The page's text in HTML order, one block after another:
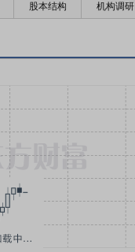
股本结构 机构调研